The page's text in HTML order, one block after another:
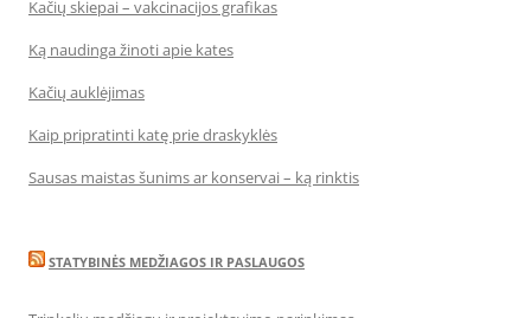
Kačių skiepai – vakcinacijos grafikas
Ką naudinga žinoti apie kates
Kačių auklėjimas
Kaip pripratinti katę prie draskyklės
Sausas maistas šunims ar konservai – ką rinktis
STATYBINĖS MEDŽIAGOS IR PASLAUGOS